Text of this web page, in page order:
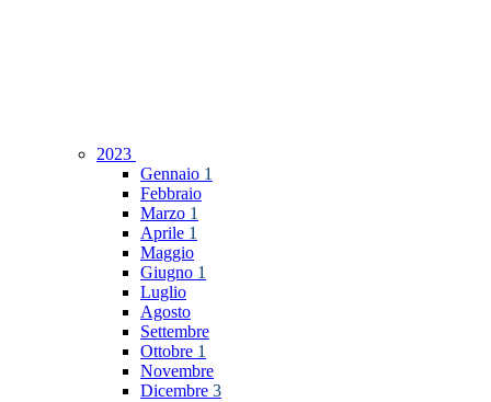
2023
Gennaio 1
Febbraio
Marzo 1
Aprile 1
Maggio
Giugno 1
Luglio
Agosto
Settembre
Ottobre 1
Novembre
Dicembre 3